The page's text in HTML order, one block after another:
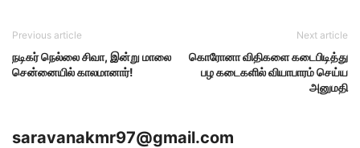
Previous article
நடிகர் நெல்லை சிவா, இன்று மாலை
சென்னையில் காலமானார்!
Next article
கொரோனா விதிகளை கடைபிடித்து
பழ கடைகளில் வியாபாரம் செய்ய
அனுமதி
saravanakmr97@gmail.com